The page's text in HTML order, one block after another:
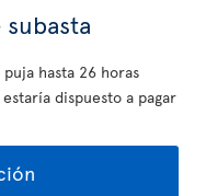
hasta 26 horas
dispuesto a pagar